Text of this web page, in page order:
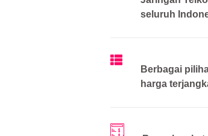
seluruh
Berbagai
harga